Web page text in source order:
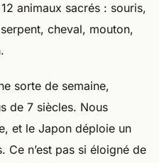
animaux sacrés : souris,
cheval, mouton,
sorte de semaine,
de 7 siècles. Nous
et le Japon déploie un
Ce n’est pas si éloigné de